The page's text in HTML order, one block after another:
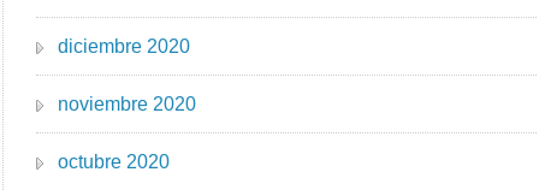
diciembre 2020
noviembre 2020
octubre 2020